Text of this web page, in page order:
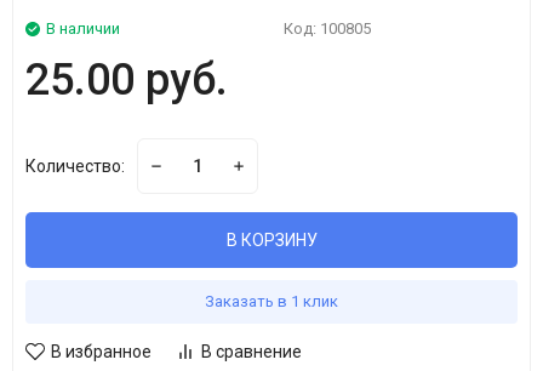
В наличии Код: 100805
25.00 руб.
Количество:
В КОРЗИНУ
Заказать в 1 клик
В избранное В сравнение